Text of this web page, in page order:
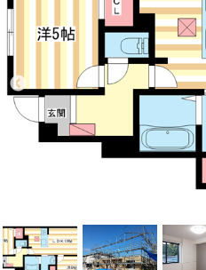
積水ハウス Sha Maison
積水ハウス Sha Maison
路線·駅から探す
AcePlanner公式ライン